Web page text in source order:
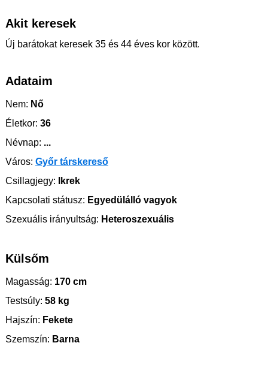
Akit keresek
Új barátokat keresek 35 és 44 éves kor között.
Adataim
Nem: Nő
Életkor: 36
Névnap: ...
Város: Győr társkereső
Csillagjegy: Ikrek
Kapcsolati státusz: Egyedülálló vagyok
Szexuális irányultság: Heteroszexuális
Külsőm
Magasság: 170 cm
Testsúly: 58 kg
Hajszín: Fekete
Szemszín: Barna